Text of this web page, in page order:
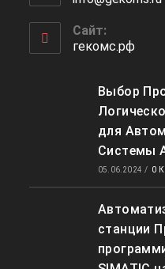
вашем
приложении
Сайт:
гекомс.рф
Выбор
для
Системы
05.06.2024 / 0
станции